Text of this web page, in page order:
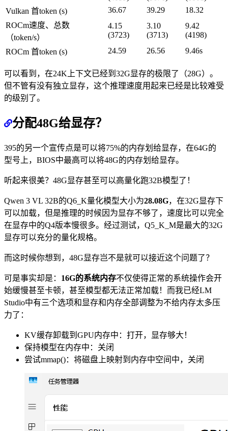
Vulkan 首token (s)
36.67 39.29
18.32
ROCm速度、总数
（token/s）
4.15
(3723)
3.10
(3713)
9.42
(4198)
ROCm 首token (s)
24.59 26.56 9.46s
可以看到，在24K上下文已经到32G显存的极限了（28G）。
但不管有没有独立显存，这个推理速度用起来已经是比较难受
的级别了。
分配48G给显存？
395的另一个宣传点是可以将75%的内存划给显存，在64G的
型号上，BIOS中最高可以将48G的内存划给显存。
听起来很美？48G显存甚至可以高量化跑32B模型了！
Qwen 3 VL 32B的Q6_K量化模型大小为28.08G，在32G显存下
可以加载，但是推理的时候因为显存不够了，速度比可以完全
在显存中的Q4版本慢很多。经过测试，Q5_K_M是最大的32G
显存可以充分的量化规格。
而这时候你想到，48G显存岂不是就可以接近这个问题了？
可是事实却是： 16G的系统内存不仅使得正常的系统操作会开
始缓慢甚至卡顿，甚至模型都无法正常加载！而我已经LM
Studio中有三个选项和显存和内存全部调整为不给内存太多压
力了：
KV缓存卸载到GPU内存中：打开，显存够大！
保持模型在内存中：关闭
尝试mmap()：将磁盘上映射到内存中空间中，关闭